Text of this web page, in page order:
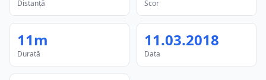
Distanță Scor
11m
Durată
11.03.2018
Data